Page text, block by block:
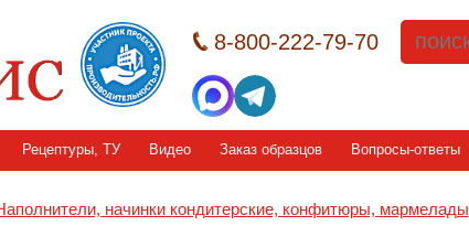
8-800-222-79-70
Рецептуры, ТУ Видео Заказ образцов Вопросы-ответы
начинки кондитерские, конфитюры, мармелады